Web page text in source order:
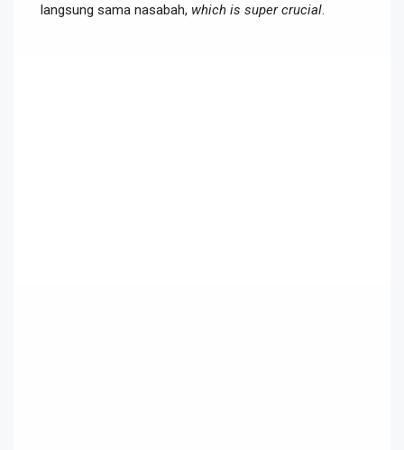
langsung sama nasabah, which is super crucial